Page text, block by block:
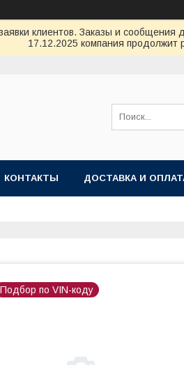
клиентов. Заказы и
17.12.2025 компания продолжит
КОНТАКТЫ ДОСТАВКА И
Подбор по VIN-коду